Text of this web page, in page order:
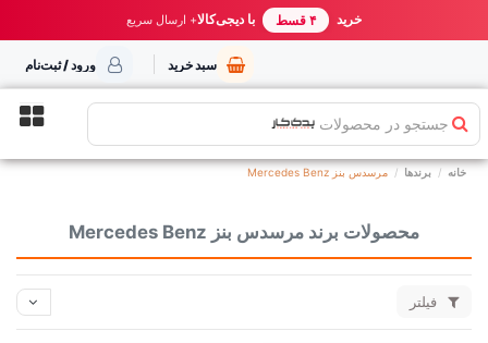
خرید مطمئن از یدک کار بهترین قیمت ایران خرید ۴ قسط با دیجی‌کالا+ ارسال سریع
سبد خرید ورود / ثبت‌نام
جستجو در محصولات
خانه برندها مرسدس بنز Mercedes Benz
محصولات برند مرسدس بنز Mercedes Benz
فیلتر